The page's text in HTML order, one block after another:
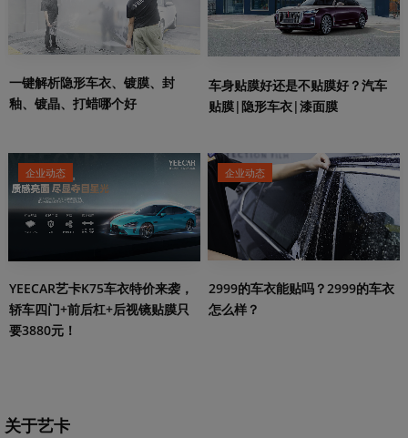
一键解析隐形车衣、镀膜、封
釉、镀晶、打蜡哪个好
车身贴膜好还是不贴膜好？汽车
贴膜|隐形车衣|漆面膜
企业动态
YEECAR艺卡K75车衣特价来袭，
轿车四门+前后杠+后视镜贴膜只
要3880元！
企业动态
2999的车衣能贴吗？2999的车衣
怎么样？
关于艺卡